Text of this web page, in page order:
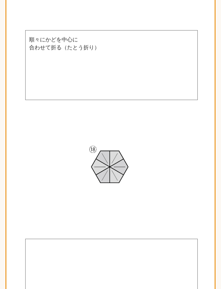
順々にかどを中心に
合わせて折る（たとう折り）